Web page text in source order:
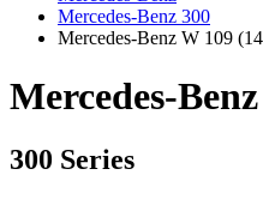
Mercedes-Benz 300
Mercedes-Benz W 109
Mercedes-
300 Series